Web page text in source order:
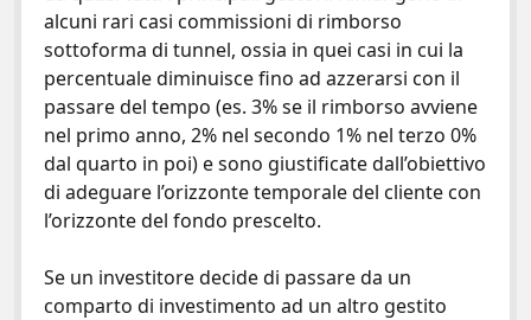
alcuni rari casi commissioni di rimborso
sottoforma di tunnel, ossia in quei casi in cui la
percentuale diminuisce fino ad azzerarsi con il
passare del tempo (es. 3% se il rimborso avviene
nel primo anno, 2% nel secondo 1% nel terzo 0%
dal quarto in poi) e sono giustificate dall’obiettivo
di adeguare l’orizzonte temporale del cliente con
l’orizzonte del fondo prescelto.
Se un investitore decide di passare da un
comparto di investimento ad un altro gestito